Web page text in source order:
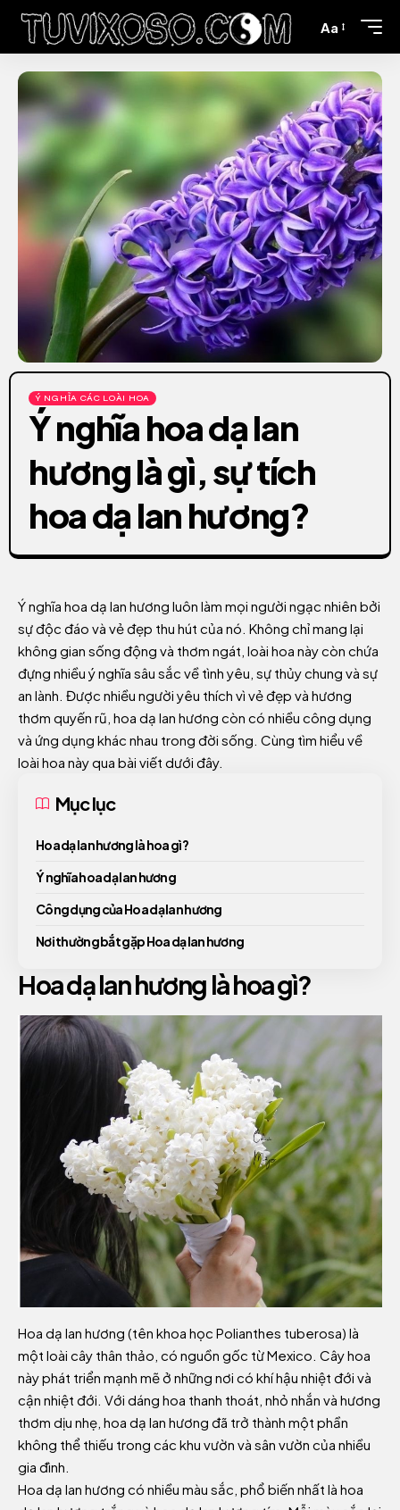
Aa
Ý NGHĨA CÁC LOÀI HOA
Ý nghĩa hoa dạ lan
hương là gì, sự tích
hoa dạ lan hương?
Ý nghĩa hoa dạ lan hương luôn làm mọi người ngạc nhiên bởi
sự độc đáo và vẻ đẹp thu hút của nó. Không chỉ mang lại
không gian sống động và thơm ngát, loài hoa này còn chứa
đựng nhiều ý nghĩa sâu sắc về tình yêu, sự thủy chung và sự
an lành. Được nhiều người yêu thích vì vẻ đẹp và hương
thơm quyến rũ, hoa dạ lan hương còn có nhiều công dụng
và ứng dụng khác nhau trong đời sống. Cùng tìm hiểu về
loài hoa này qua bài viết dưới đây.
Mục lục
Hoa dạ lan hương là hoa gì?
Ý nghĩa hoa dạ lan hương
Công dụng của Hoa dạ lan hương
Nơi thường bắt gặp Hoa dạ lan hương
Hoa dạ lan hương là hoa gì?
Hoa dạ lan hương (tên khoa học Polianthes tuberosa) là
một loài cây thân thảo, có nguồn gốc từ Mexico. Cây hoa
này phát triển mạnh mẽ ở những nơi có khí hậu nhiệt đới và
cận nhiệt đới. Với dáng hoa thanh thoát, nhỏ nhắn và hương
thơm dịu nhẹ, hoa dạ lan hương đã trở thành một phần
không thể thiếu trong các khu vườn và sân vườn của nhiều
gia đình.
Hoa dạ lan hương có nhiều màu sắc, phổ biến nhất là hoa